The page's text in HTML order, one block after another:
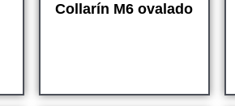
Collarín M6 ovalado